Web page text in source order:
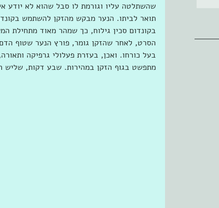
שהשתלטה עליו וגורמת לו סבל שהוא לא יודע
תואר לביתו. הנער מבקש מהזקן להשתמש
בקונדום סכין גילוח, כך שמהר מאוד מתחילת
הסרט, לאחר שהזקן גומר, פורץ הנער שטוף
בעל כורחו. ואכן, בעזרת פעלולי גרפיקה
מתפשט בגוף הזקן במהירות. שבע דקות, שליש